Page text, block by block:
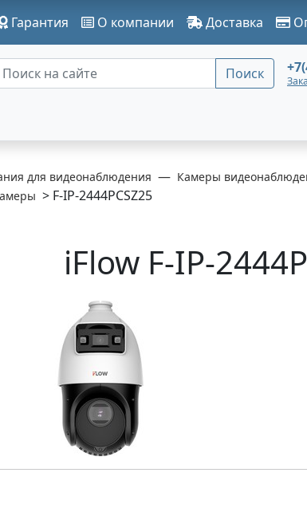
Гарантия О компании Доставка
Поиск
для видеонаблюдения Камеры
> F-IP-2444PCSZ25
iFlow F-IP-